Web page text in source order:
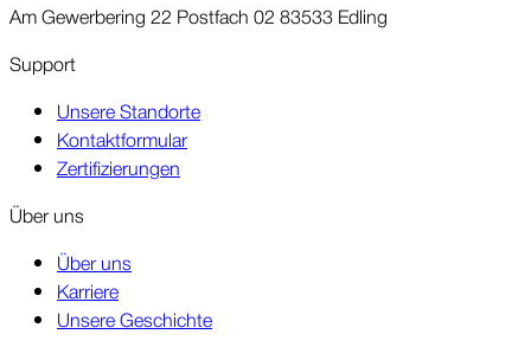
Am Gewerbering 22 Postfach 02 83533 Edling
Support
Unsere Standorte
Kontaktformular
Zertifizierungen
Über uns
Über uns
Karriere
Unsere Geschichte